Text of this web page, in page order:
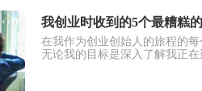
我创业时收到的5个最糟糕
在我作为创业创始人的旅程的
无论我的目标是深入了解我正